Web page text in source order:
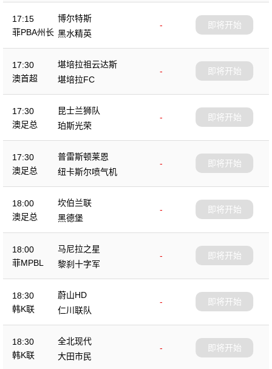
17:15
菲PBA州长
博尔特斯
-
黑水精英
即将开始
17:30
澳首超
堪培拉祖云达斯
-
堪培拉FC
即将开始
17:30
澳足总
昆士兰狮队
-
珀斯光荣
即将开始
17:30
澳足总
普雷斯顿莱恩
-
纽卡斯尔喷气机
即将开始
18:00
澳足总
坎伯兰联
-
黑德堡
即将开始
18:00
菲MPBL
马尼拉之星
-
黎刹十字军
即将开始
18:30
韩K联
蔚山HD
-
仁川联队
即将开始
18:30
韩K联
全北现代
-
大田市民
即将开始